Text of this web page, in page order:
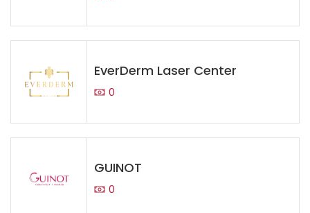
EverDerm Laser Center
0
GUINOT
0